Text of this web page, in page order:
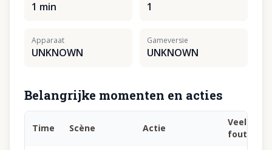
1 min 1
Apparaat
UNKNOWN
Gameversie
UNKNOWN
Belangrijke momenten en acties
Time Scène Actie
fout